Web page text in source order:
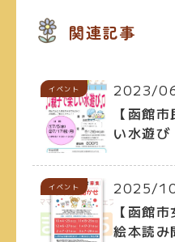
関連記事
イベント
2023/
【函館
い水遊び
イベント
2025/
【函館
絵本読み